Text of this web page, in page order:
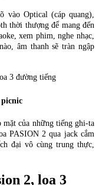
vào Optical (cáp quang),
thời thượng để mang đến
xem phim, nghe nhạc,
âm thanh sẽ tràn ngập
của những tiếng ghi-ta
PASION 2 qua jack cắm
đại vô cùng trung thực,
2, loa 3